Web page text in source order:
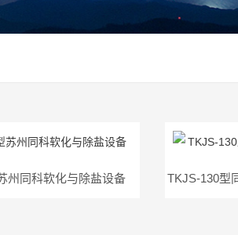
州同科软化与除盐设备